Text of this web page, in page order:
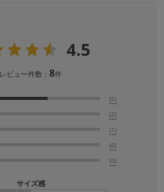
4.5
レビュー件数：8件
(5)
(2)
(1)
(0)
(0)
サイズ感